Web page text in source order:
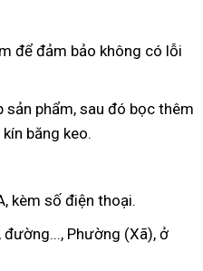
để đảm bảo không có lỗi
phẩm, sau đó bọc thêm
băng keo.
kèm số điện thoại.
đường..., Phường (Xã), ở